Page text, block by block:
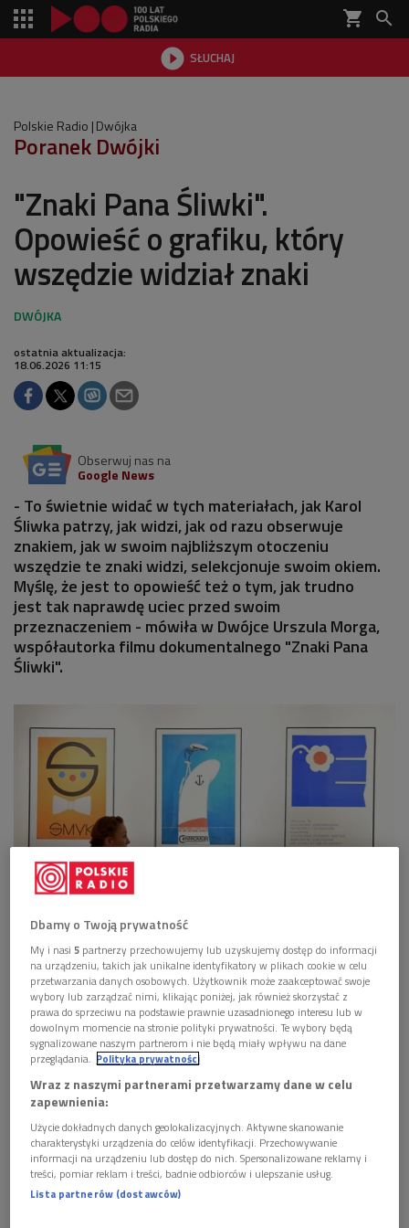
shopping_cart 
 SŁUCHAJ

Polskie Radio Dwójka
Poranek Dwójki
"Znaki Pana Śliwki".
Opowieść o grafiku, który
wszędzie widział znaki
ostatnia aktualizacja:
18.06.2026 11:15
Obserwuj nas na
Google News
- To świetnie widać w tych materiałach, jak Karol
Śliwka patrzy, jak widzi, jak od razu obserwuje
znakiem, jak w swoim najbliższym otoczeniu
wszędzie te znaki widzi, selekcjonuje swoim okiem.
Myślę, że jest to opowieść też o tym, jak trudno
jest tak naprawdę uciec przed swoim
przeznaczeniem - mówiła w Dwójce Urszula Morga,
współautorka filmu dokumentalnego "Znaki Pana
Śliwki".
Wystawa twórczości wybitnego grafika Karola Śliwki Instytucie Dizajnu w
Kielcach Foto: Piotr Polak/PAP
>>>Posłuchaj rozmowy w audycji "Poranek Dwójki"
Jego prace od wielu lat są doskonale kojarzone i silnie obecnie
w społecznej świadomości. Nazwisko jednak nie jest
rozpoznawalne. PamięciKarola Śliwki
jego żony Alinypoświęcony jest dokumentUrszuli Morgi
Bartosz Mikołajczyk
pełnometrażowym debiutem.
W intymnym świecie Karola Śliwki
W filmie
"Znaki Pana Śliwki"
Dbamy o Twoją prywatność
My i nasi5 partnerzy przechowujemy lub uzyskujemy dostęp do informacji
na urządzeniu, takich jak unikalne identyfikatory w plikach cookie w celu
przetwarzania danych osobowych. Użytkownik może zaakceptować swoje
wybory lub zarządzać nimi, klikając poniżej, jak również skorzystać z
prawa do sprzeciwu na podstawie prawnie uzasadnionego interesu lub w
dowolnym momencie na stronie polityki prywatności. Te wybory będą
sygnalizowane naszym partnerom i nie będą miały wpływu na dane
przeglądania. Polityka prywatności
Wraz z naszymi partnerami przetwarzamy dane w celu
zapewnienia:
Użycie dokładnych danych geolokalizacyjnych. Aktywne skanowanie
charakterystyki urządzenia do celów identyfikacji. Przechowywanie
informacji na urządzeniu lub dostęp do nich. Spersonalizowane reklamy i
treści, pomiar reklam i treści, badnie odbiorców i ulepszanie usług.
Lista partnerów (dostawców)